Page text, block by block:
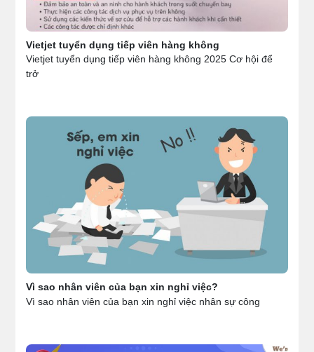
Vietjet tuyển dụng tiếp viên hàng không
Vietjet tuyển dụng tiếp viên hàng không 2025 Cơ hội để
trở
Vì sao nhân viên của bạn xin nghỉ việc?
Vì sao nhân viên của bạn xin nghỉ việc nhân sự công